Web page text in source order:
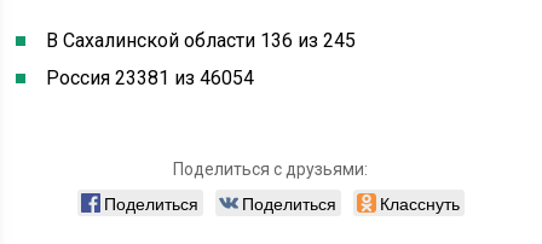
В Сахалинской области 136 из 245
Россия 23381 из 46054
Поделиться с друзьями:
Поделиться Поделиться Класснуть